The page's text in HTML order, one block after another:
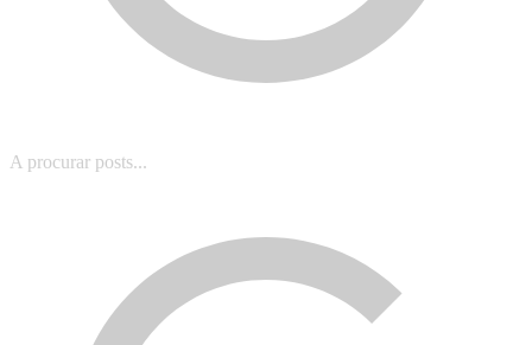
A procurar posts...